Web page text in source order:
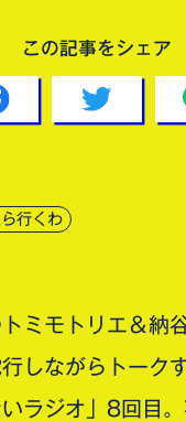
この記事をシェア
行くわ
ミモトリエ＆納
しながらトーク
ラジオ」8回目